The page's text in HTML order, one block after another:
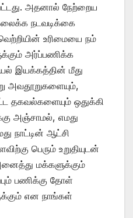
அதனால் நேற்றைய
நடவடிக்கை
உரிமையை நம்
அர்ப்பணிக்க
இயக்கத்தின் மீது
அவதூறுகளையும்,
தகவல்களையும் ஒதுக்கி
அஞ்சாமல், எமது
நாட்டின் ஆட்சி
பெரும் உறுதியுடன்
மக்களுக்கும்
பணிக்கு தோள்
என நாங்கள்